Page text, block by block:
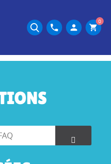
phone person shopping_cart
0